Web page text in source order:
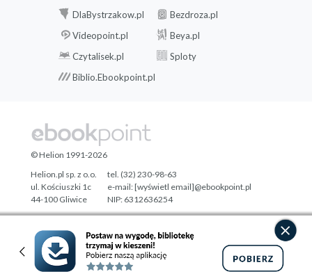
DlaBystrzakow.pl
Bezdroza.pl
Videopoint.pl
Beya.pl
Czytalisek.pl
Sploty
Biblio.Ebookpoint.pl
Designed with ♥ byTonik.pl
© Helion 1991-2026
Helion.pl sp. z o.o.
ul. Kościuszki 1c
44-100 Gliwice
tel. (32) 230-98-63
e-mail:[wyświetl email]@ebookpoint.pl
NIP: 6312636254
Regon: 241989027
Pełna wersja strony »